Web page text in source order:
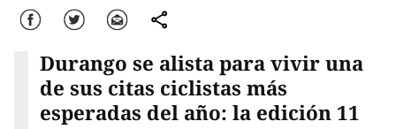
Facebook Twitter Correo comparte
Durango se alista para vivir una
de sus citas ciclistas más
esperadas del año: la edición 11